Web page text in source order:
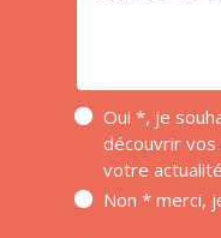
Oui *, je
découvrir
votre actualité
Non * merci,